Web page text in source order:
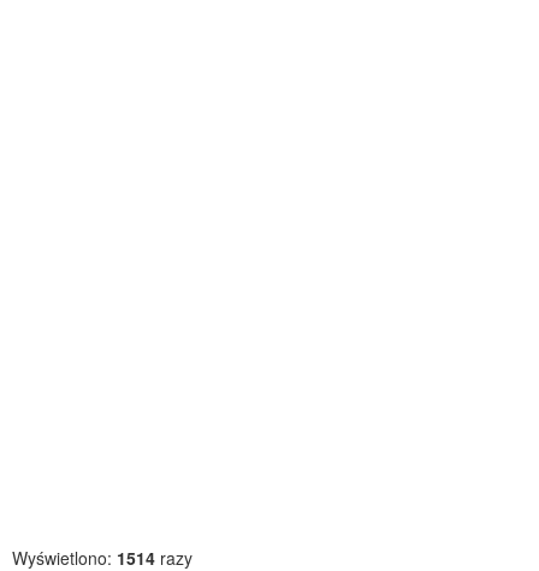
Wyświetlono: 1514 razy